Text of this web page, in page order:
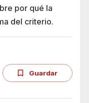
por qué la
del criterio.
Guardar